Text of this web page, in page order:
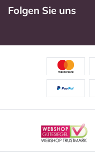
Folgen Sie uns